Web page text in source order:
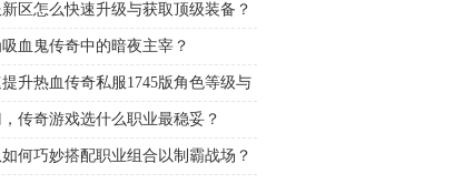
区怎么快速升级与获取顶级装备？
血鬼传奇中的暗夜主宰？
升热血传奇私服1745版角色等级与
传奇游戏选什么职业最稳妥？
何巧妙搭配职业组合以制霸战场？